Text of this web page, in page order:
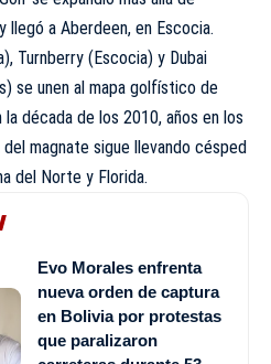
llegó a Aberdeen, en Escocia.
Turnberry (Escocia) y Dubai
se unen al mapa golfístico de
la década de los 2010, años en los
magnate sigue llevando césped
del Norte y Florida.
Evo Morales enfrenta
nueva orden de captura
en Bolivia por protestas
que paralizaron